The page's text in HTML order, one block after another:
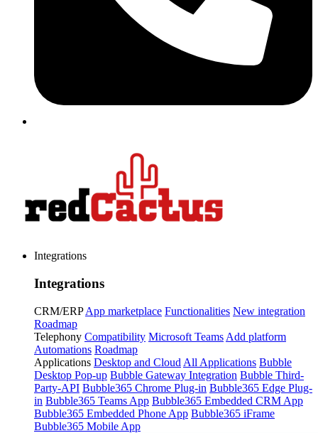
Integrations
Integrations
CRM/ERP App marketplace Functionalities New integration
Roadmap
Telephony Compatibility Microsoft Teams Add platform
Automations Roadmap
Applications Desktop and Cloud All Applications Bubble
Desktop Pop-up Bubble Gateway Integration Bubble Third-
Party-API Bubble365 Chrome Plug-in Bubble365 Edge Plug-
in Bubble365 Teams App Bubble365 Embedded CRM App
Bubble365 Embedded Phone App Bubble365 iFrame
Bubble365 Mobile App